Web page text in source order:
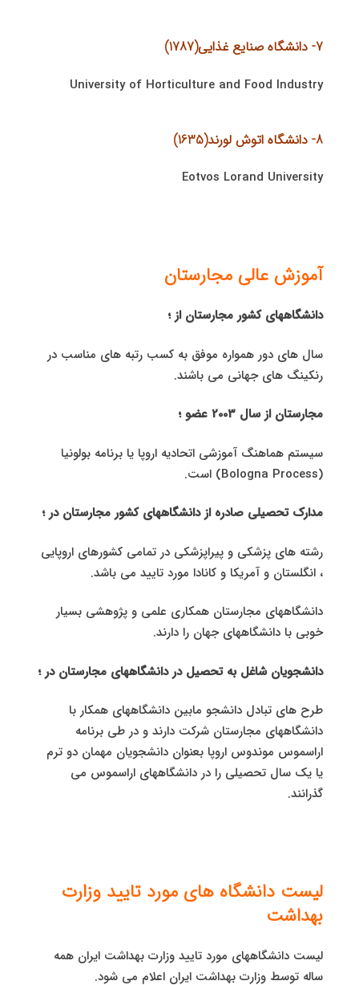
7- دانشگاه صنایع غذایی(1787)
University of Horticulture and Food Industry
8- دانشگاه اتوش لورند(1635)
Eotvos Lorand University
آموزش عالی مجارستان
دانشگاههای کشور مجارستان از ؛
سال های دور همواره موفق به کسب رتبه های مناسب در
رنکینگ های جهانی می باشند.
مجارستان از سال 2003 عضو ؛
سیستم هماهنگ آموزشی اتحادیه اروپا یا برنامه بولونیا
(Bologna Process) است.
مدارک تحصیلی صادره از دانشگاههای کشور مجارستان در ؛
رشته های پزشکی و پیراپزشکی در تمامی کشورهای اروپایی
، انگلستان و آمریکا و کانادا مورد تایید می باشد.
دانشگاههای مجارستان همکاری علمی و پژوهشی بسیار
خوبی با دانشگاههای جهان را دارند.
دانشجویان شاغل به تحصیل در دانشگاههای مجارستان در ؛
طرح های تبادل دانشجو مابین دانشگاههای همکار با
دانشگاههای مجارستان شرکت دارند و در طی برنامه
اراسموس موندوس اروپا بعنوان دانشجویان مهمان دو ترم
یا یک سال تحصیلی را در دانشگاههای اراسموس می
گذرانند.
لیست دانشگاه های مورد تایید وزارت
بهداشت
لیست دانشگاههای مورد تایید وزارت بهداشت ایران همه
ساله توسط وزارت بهداشت ایران اعلام می شود.